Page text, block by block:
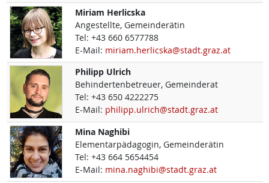
Miriam Herlicska
Angestellte, Gemeinderätin
Tel: +43 660 6577788
E-Mail: miriam.herlicska@stadt.graz.at
Philipp Ulrich
Behindertenbetreuer, Gemeinderat
Tel: +43 650 4222275
E-Mail: philipp.ulrich@stadt.graz.at
Mina Naghibi
Elementarpädagogin, Gemeinderätin
Tel: +43 664 5654454
E-Mail: mina.naghibi@stadt.graz.at